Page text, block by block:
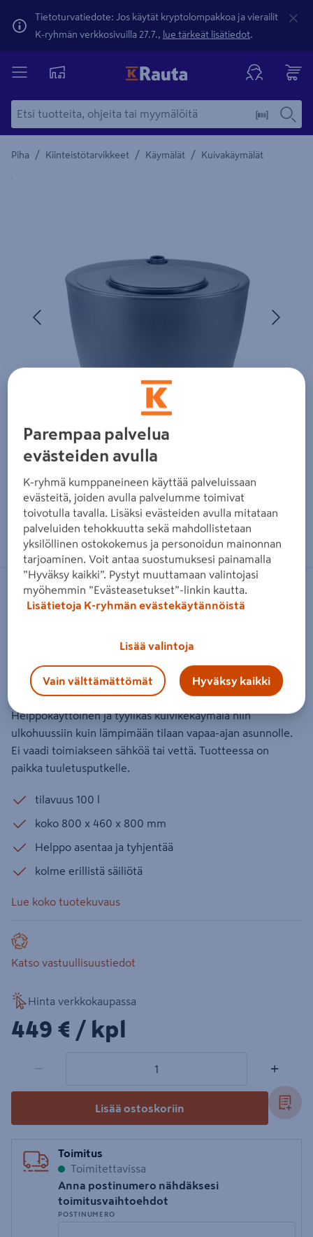
Tietoturvatiedote: Jos käytät kryptolompakkoa ja vierailit
K-ryhmän verkkosivuilla 27.7., lue tärkeät lisätiedot.
Piha / Kiinteistötarvikkeet / Käymälät / Kuivakäymälät
Yksityiskohtainen kuvaus löytyy Tuotteen kuvaus -
Edellinen
Zoomaa kuvaa sormilla kosketusnäytöllä
KEKKILÄ
3.3 3 arvostelua
Helppokäyttöinen ja tyylikäs kuivikekäymälä niin
ulkohuussiin kuin lämpimään tilaan vapaa-ajan asunnolle.
Ei vaadi toimiakseen sähköä tai vettä. Tuotteessa on
paikka tuuletusputkelle.
tilavuus 100 l
koko 800 x 460 x 800 mm
Helppo asentaa ja tyhjentää
kolme erillistä säiliötä
Lue koko tuotekuvaus
Katso vastuullisuustiedot
Hinta verkkokaupassa
449€/kpl
449 € / kpl
− +
Lisää ostoskoriin
Toimitus
Toimitettavissa
Anna postinumero nähdäksesi
toimitusvaihtoehdot
POSTINUMERO
Parempaa palvelua
evästeiden avulla
K-ryhmä kumppaneineen käyttää palveluissaan
evästeitä, joiden avulla palvelumme toimivat
toivotulla tavalla. Lisäksi evästeiden avulla mitataan
palveluiden tehokkuutta sekä mahdollistetaan
yksilöllinen ostokokemus ja personoidun mainonnan
tarjoaminen. Voit antaa suostumuksesi painamalla
”Hyväksy kaikki”. Pystyt muuttamaan valintojasi
myöhemmin ”Evästeasetukset”-linkin kautta.
Lisätietoja K-ryhmän evästekäytännöistä
Lisää valintoja
Vain välttämättömät Hyväksy kaikki